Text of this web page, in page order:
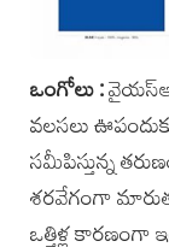
ఒంగోలు :
వలసలు
సమీపిస్తున్న
శరవేగంగా
‌ఒత్తిళ్ల కారణంగా